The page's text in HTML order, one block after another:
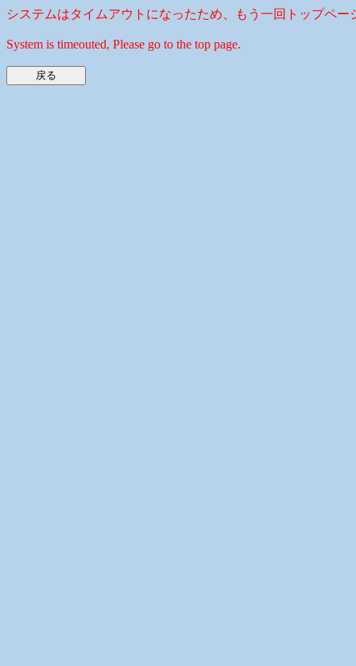
システムはタイムアウトになったため、もう一回トップペー
System is timeouted, Please go to the top page.